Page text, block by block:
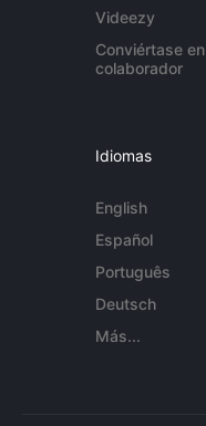
Videezy
Conviértase en
colaborador
Idiomas
English
Español
Português
Deutsch
Más...